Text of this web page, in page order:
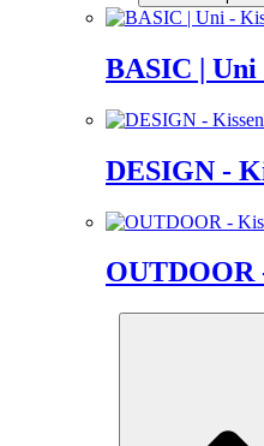
BASIC | Uni
DESIGN -
OUTDOOR